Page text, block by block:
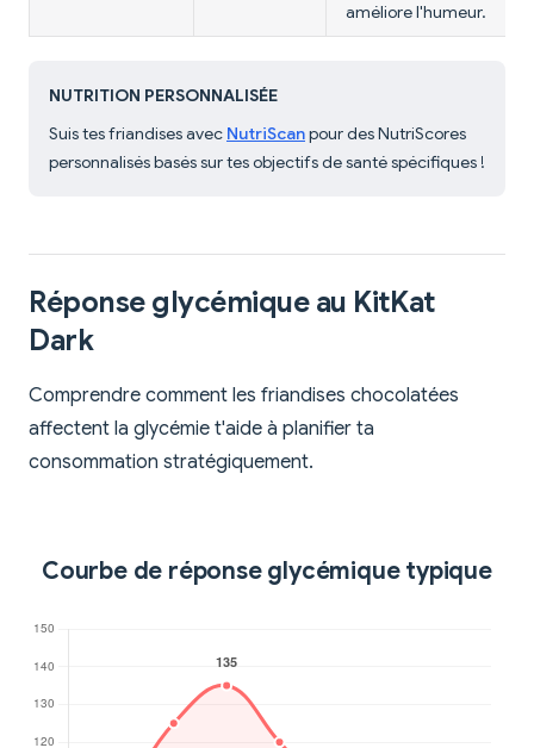
améliore l'humeur.
NUTRITION PERSONNALISÉE
Suis tes friandises avec NutriScanpour des NutriScores
personnalisés basés sur tes objectifs de santé spécifiques !
Réponse glycémique au KitKat
Dark
Comprendre comment les friandises chocolatées
affectent la glycémie t'aide à planifier ta
consommation stratégiquement.
Courbe de réponse glycémique typique